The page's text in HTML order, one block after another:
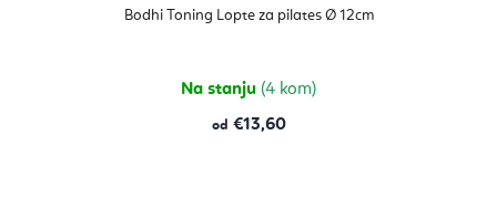
Bodhi Toning Lopte za pilates Ø 12cm
proizvoda
je
zvjezdica.
Na stanju (4 kom)
od €13,60